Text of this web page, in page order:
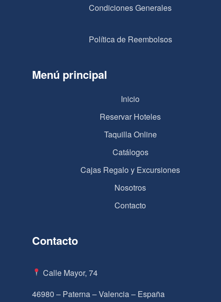
Condiciones Generales
Política de Reembolsos
Menú principal
Inicio
Reservar Hoteles
Taquilla Online
Catálogos
Cajas Regalo y Excursiones
Nosotros
Contacto
Contacto
Calle Mayor, 74
46980 – Paterna – Valencia – España